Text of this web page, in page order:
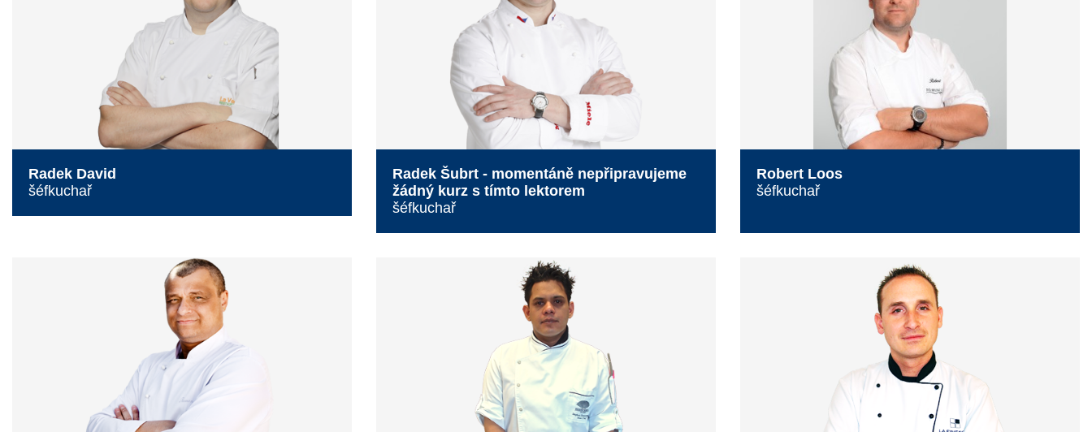
Radek David
šéfkuchař
Radek Šubrt - momentáně nepřipravujeme
žádný kurz s tímto lektorem
šéfkuchař
Robert Loos
šéfkuchař